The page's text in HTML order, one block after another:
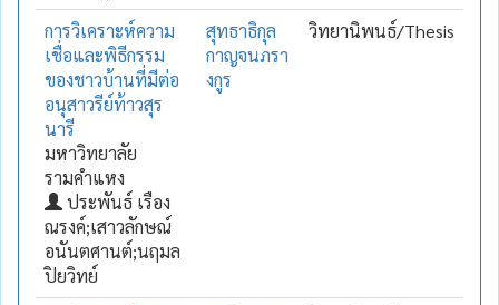
การวิเคราะห์ความ
เชื่อและพิธีกรรม
ของชาวบ้านที่มีต่อ
อนุสาวรีย์ท้าวสุร
นารี
มหาวิทยาลัย
รามคำแหง
ประพันธ์ เรือง
ณรงค์;เสาวลักษณ์
อนันตศานต์;นฤมล
ปิยวิทย์
สุทธาธิกุล
กาญจนภรา
งกูร
วิทยานิพนธ์/Thesis